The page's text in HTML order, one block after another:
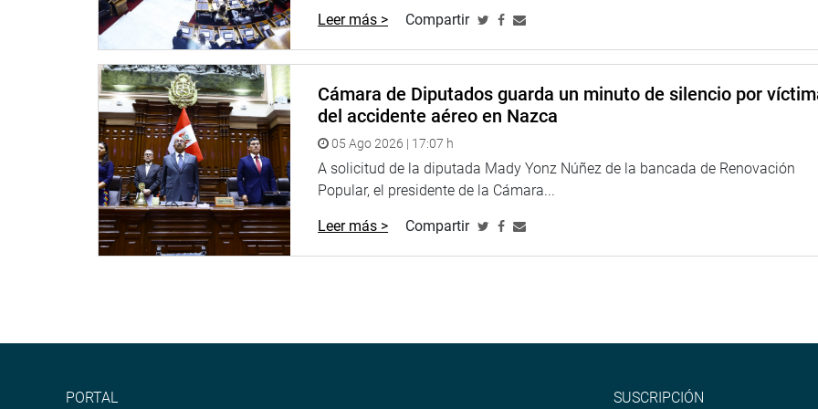
Leer más > Compartir
Cámara de Diputados guarda un minuto de silencio por
del accidente aéreo en Nazca
05 Ago 2026 | 17:07 h
A solicitud de la diputada Mady Yonz Núñez de la bancada de Renovación
Popular, el presidente de la Cámara...
Leer más > Compartir
PORTAL SUSCRIPCIÓN